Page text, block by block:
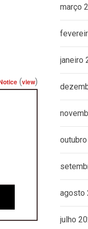
(view)
março
janeiro
agosto
julho